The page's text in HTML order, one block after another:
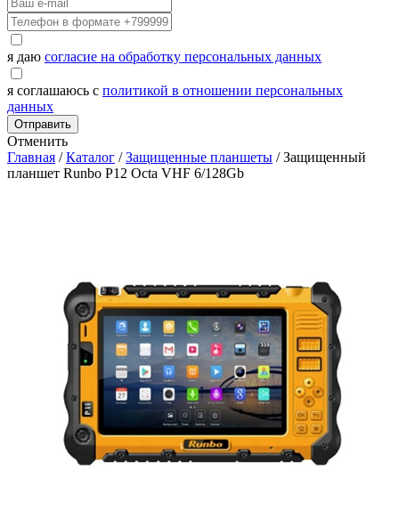
я даю согласие на обработку персональных данных
я соглашаюсь с политикой в отношении персональных
данных
Отправить
Отменить
Главная /Каталог /Защищенные планшеты /Защищенный
планшет Runbo P12 Octa VHF 6/128Gb